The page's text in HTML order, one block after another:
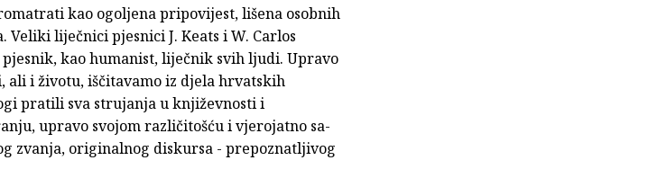
kao ogoljena pripovijest, lišena osobnih
liječnici pjesnici J. Keats i W. Carlos
kao humanist, liječnik svih ljudi. Upravo
i životu, iščitavamo iz djela hrvatskih
pratili sva strujanja u književnosti i
upravo svojom različitošću i vjerojatno sa­
zvanja, originalnog diskursa - prepoznatljivog